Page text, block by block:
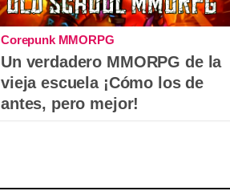
Corepunk MMORPG
Un verdadero MMORPG de la
vieja escuela ¡Cómo los de
antes, pero mejor!